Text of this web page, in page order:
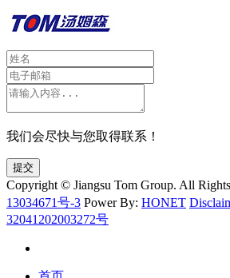
我们会尽快与您取得联系！
提交
Copyright © Jiangsu Tom Group. All
13034671号-3 Power By: HONET
32041202003272号